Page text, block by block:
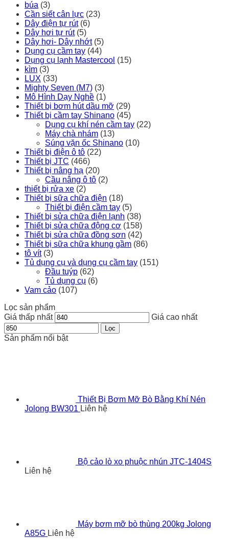
búa (3)
Cần siết cân lực (23)
Dây điện tự rút (6)
Dây hơi tự rút (5)
Dây hơi- Dây nhớt (5)
Dụng cụ cầm tay (44)
Dụng cụ lạnh Mastercool (15)
kìm (3)
LUX (33)
Mighty Seven (M7) (3)
Mô Hình Dạy Nghề (1)
Thiết bị bơm hút dầu mỡ (29)
Thiết bị cầm tay Shinano (45)
Dụng cụ khí nén cầm tay (22)
Máy chà nhám (13)
Súng vặn ốc Shinano (10)
Thiết bị điện ô tô (22)
Thiết bị JTC (466)
Thiết bị nâng hạ (20)
Cầu nâng ô tô (2)
thiết bị rửa xe (2)
Thiết bị sữa chữa điện (18)
Thiết bị điện cầm tay (5)
Thiết bị sửa chữa điện lạnh (38)
Thiết bị sửa chữa động cơ (158)
Thiết bị sửa chữa đồng sơn (42)
Thiết bị sữa chữa khung gầm (86)
tô vít (3)
Tủ dụng cụ và dụng cụ cầm tay (151)
Đầu tuýp (62)
Tủ dụng cụ (6)
Vam cảo (107)
Lọc sản phẩm
Giá thấp nhất
Giá cao nhất
Lọc
Sản phẩm nổi bật
Thiết Bị Bơm Mỡ Bò Bằng Khí Nén
Jolong BW301 Liên hệ
Bộ cảo lò xo phuộc nhún JTC-1404S
Liên hệ
Máy bơm mỡ bò thùng 200kg Jolong
A85G Liên hệ